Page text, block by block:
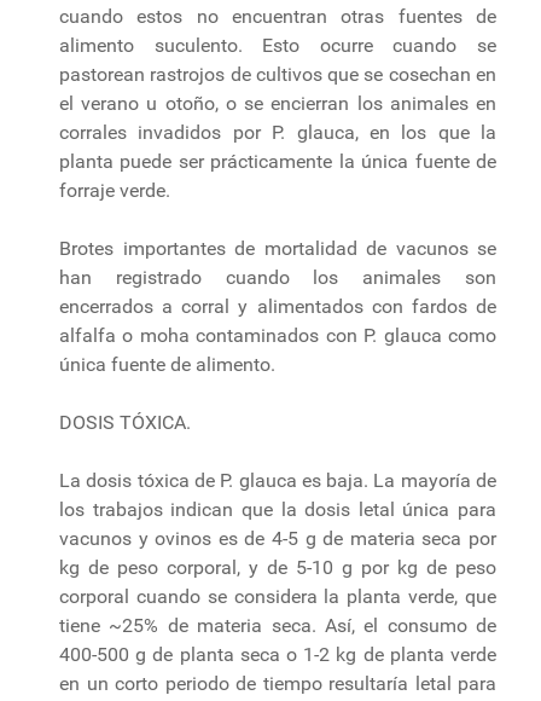
cuando estos no encuentran otras fuentes de
alimento suculento. Esto ocurre cuando se
pastorean rastrojos de cultivos que se cosechan en
el verano u otoño, o se encierran los animales en
corrales invadidos por P. glauca, en los que la
planta puede ser prácticamente la única fuente de
forraje verde.
Brotes importantes de mortalidad de vacunos se
han registrado cuando los animales son
encerrados a corral y alimentados con fardos de
alfalfa o moha contaminados con P. glauca como
única fuente de alimento.
DOSIS TÓXICA.
La dosis tóxica de P. glauca es baja. La mayoría de
los trabajos indican que la dosis letal única para
vacunos y ovinos es de 4-5 g de materia seca por
kg de peso corporal, y de 5-10 g por kg de peso
corporal cuando se considera la planta verde, que
tiene ~25% de materia seca. Así, el consumo de
400-500 g de planta seca o 1-2 kg de planta verde
en un corto periodo de tiempo resultaría letal para